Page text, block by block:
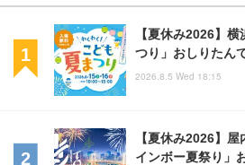
【夏休み2026】
つり」おしりたん
2026.8.5 Wed 18:15
【夏休み2026】
インボー夏祭り」